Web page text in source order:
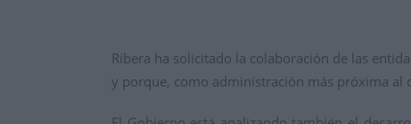
Ribera ha solicitado la colaboración de las
y porque, como administración más próxima al